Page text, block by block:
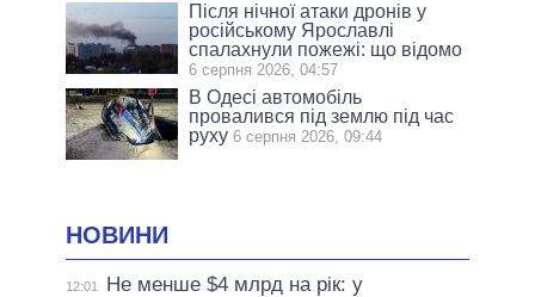
Після нічної атаки дронів у
російському Ярославлі
спалахнули пожежі: що відомо
6 серпня 2026, 04:57
В Одесі автомобіль
провалився під землю під час
руху 6 серпня 2026, 09:44
НОВИНИ
12:01
Не менше $4 млрд на рік: у